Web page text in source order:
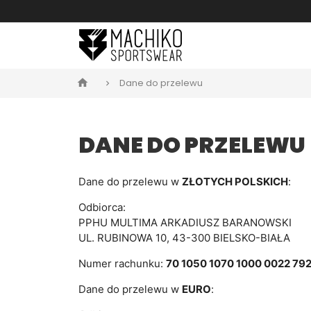
home Dane do przelewu
DANE DO PRZELEWU
Dane do przelewu w ZŁOTYCH POLSKICH:
Odbiorca:
PPHU MULTIMA ARKADIUSZ BARANOWSKI
UL. RUBINOWA 10, 43-300 BIELSKO-BIAŁA
Numer rachunku: 70 1050 1070 1000 0022
Dane do przelewu w EURO: